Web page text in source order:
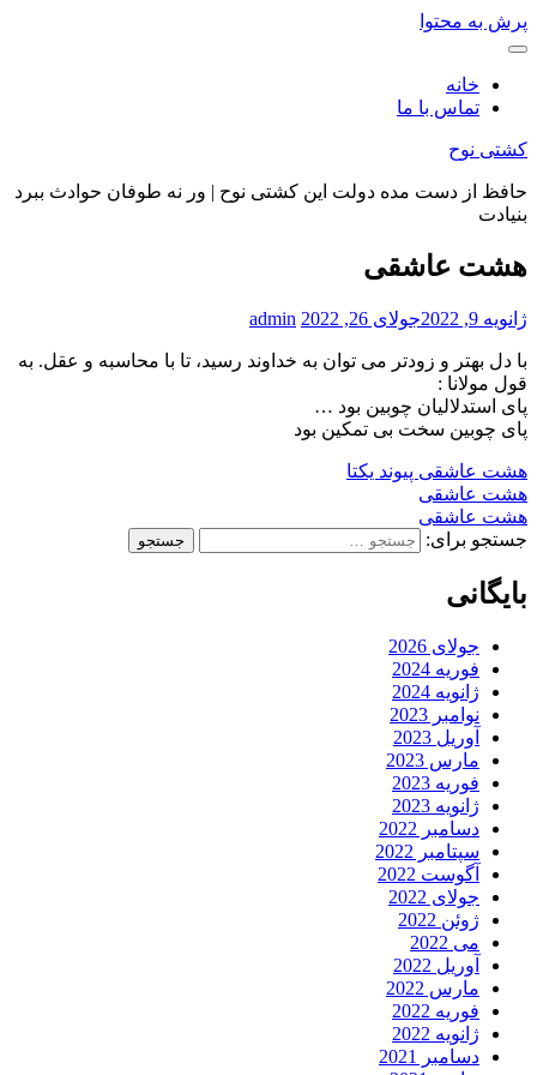
پرش به محتوا
خانه
تماس با ما
کشتی نوح
حافظ از دست مده دولت این کشتی نوح | ور نه طوفان حوادث ببرد
بنیادت
هشت عاشقی
ژانویه 9, 2022 جولای 26, 2022 admin
با دل بهتر و زودتر می توان به خداوند رسید، تا با محاسبه و عقل. به
قول مولانا :
پای استدلالیان چوبین بود …
پای چوبین سخت بی تمکین بود
هشت عاشقی پیوند یکتا
هشت عاشقی
هشت عاشقی
جستجو برای:
بایگانی
جولای 2026
فوریه 2024
ژانویه 2024
نوامبر 2023
آوریل 2023
مارس 2023
فوریه 2023
ژانویه 2023
دسامبر 2022
سپتامبر 2022
آگوست 2022
جولای 2022
ژوئن 2022
می 2022
آوریل 2022
مارس 2022
فوریه 2022
ژانویه 2022
دسامبر 2021